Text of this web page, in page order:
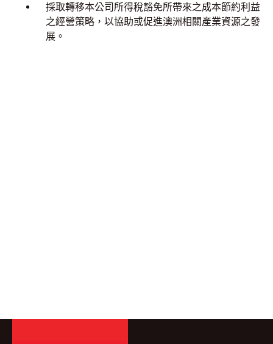
採取轉移本公司所得稅豁免所帶來之成本節約利益
之經營策略，以協助或促進澳洲相關產業資源之發
展。